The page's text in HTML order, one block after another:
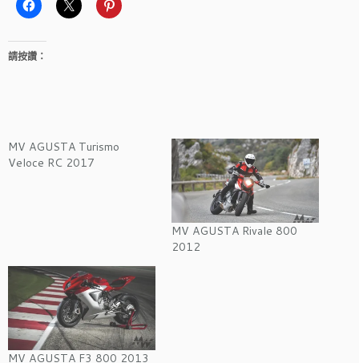
請按讚：
MV AGUSTA Turismo
Veloce RC 2017
MV AGUSTA Rivale 800
2012
MV AGUSTA F3 800 2013